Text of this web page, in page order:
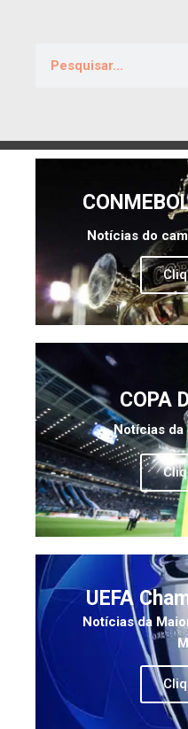
Notícias do
COPA
Notícias da
UEFA
Notícias da